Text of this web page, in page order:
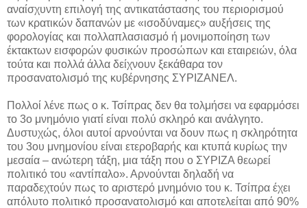
αναίσχυντη επιλογή της αντικατάστασης του περιορισμού
των κρατικών δαπανών με «ισοδύναμες» αυξήσεις της
φορολογίας και πολλαπλασιασμό ή μονιμοποίηση των
έκτακτων εισφορών φυσικών προσώπων και εταιρειών, όλα
τούτα και πολλά άλλα δείχνουν ξεκάθαρα τον
προσανατολισμό της κυβέρνησης ΣΥΡΙΖΑΝΕΛ.
Πολλοί λένε πως ο κ. Τσίπρας δεν θα τολμήσει να εφαρμόσει
το 3ο μνημόνιο γιατί είναι πολύ σκληρό και ανάλγητο.
Δυστυχώς, όλοι αυτοί αρνούνται να δουν πως η σκληρότητα
του 3ου μνημονίου είναι ετεροβαρής και κτυπά κυρίως την
μεσαία – ανώτερη τάξη, μια τάξη που ο ΣΥΡΙΖΑ θεωρεί
πολιτικό του «αντίπαλο». Αρνούνται δηλαδή να
παραδεχτούν πως το αριστερό μνημόνιο του κ. Τσίπρα έχει
απόλυτο πολιτικό προσανατολισμό και αποτελείται από 90%